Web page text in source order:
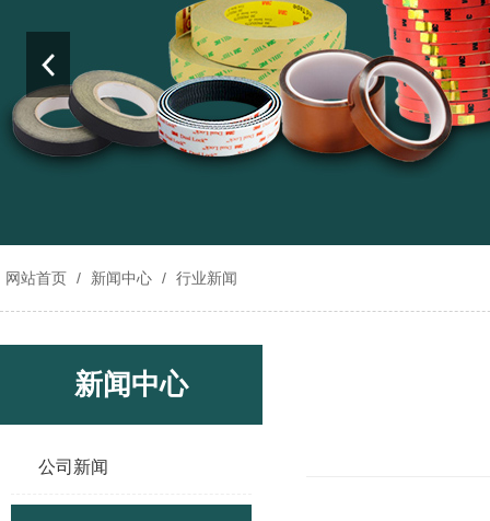
网站首页 / 新闻中心 / 行业新闻
新闻中心
公司新闻